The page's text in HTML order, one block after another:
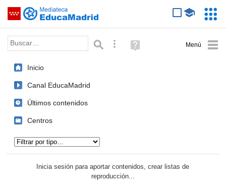
Saltar navegación
Palabra o frase: Búsqueda avanzada
Ayuda
(en
Inicio
Canal EducaMadrid
Últimos contenidos
Centros
Inicia sesión para aportar contenidos, crear listas de
reproducción...